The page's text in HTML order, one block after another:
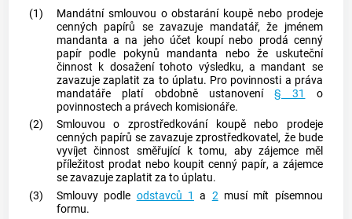
(1)
Mandátní smlouvou o obstarání koupě nebo prodeje
cenných papírů se zavazuje mandatář, že jménem
mandanta a na jeho účet koupí nebo prodá cenný
papírpodle pokynů mandanta nebo že uskuteční
činnost k dosažení tohoto výsledku, a mandant se
zavazuje zaplatit za to úplatu. Pro povinnosti a práva
mandatáře platí obdobně ustanovení§ 31
o
povinnostech a právech komisionáře.
(2)
Smlouvou o zprostředkování koupě nebo prodeje
cenných papírů se zavazuje zprostředkovatel, že bude
vyvíjet činnost směřující k tomu, aby zájemce měl
příležitost prodat nebo koupit cenný papír, a zájemce
se zavazuje zaplatit za to úplatu.
(3)
Smlouvy podle odstavců 1 a 2musí mít písemnou
formu.